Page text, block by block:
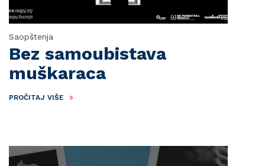
Saopštenja
Bez samoubistava
muškaraca
PROČITAJ VIŠE